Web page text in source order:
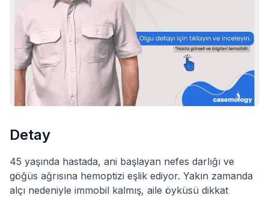
Detay
45 yaşında hastada, ani başlayan nefes darlığı ve
göğüs ağrısına hemoptizi eşlik ediyor. Yakın zamanda
alçı nedeniyle immobil kalmış, aile öyküsü dikkat